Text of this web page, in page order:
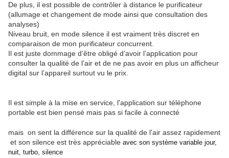
De plus, il est possible de contrôler à distance le purificateur
(allumage et changement de mode ainsi que consultation des
analyses)
Niveau bruit, en mode silence il est vraiment très discret en
comparaison de mon purificateur concurrent.
Il est juste dommage d’être obligé d’avoir l’application pour
consulter la qualité de l’air et de ne pas avoir en plus un afficheur
digital sur l’appareil surtout vu le prix.
Il est simple à la mise en service, l'application sur téléphone
portable est bien pensé mais pas si facile à connecté
mais on sent la différence sur la qualité de l'air assez rapidement
et son silence est très appréciable avec son système variable jour,
nuit, turbo, silence